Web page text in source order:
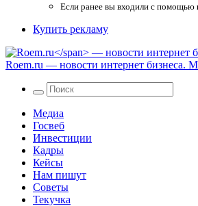
Если ранее вы входили с помощью
Купить рекламу
Roem.ru — новости интернет бизнеса.
Медиа
Госвеб
Инвестиции
Кадры
Кейсы
Нам пишут
Советы
Текучка